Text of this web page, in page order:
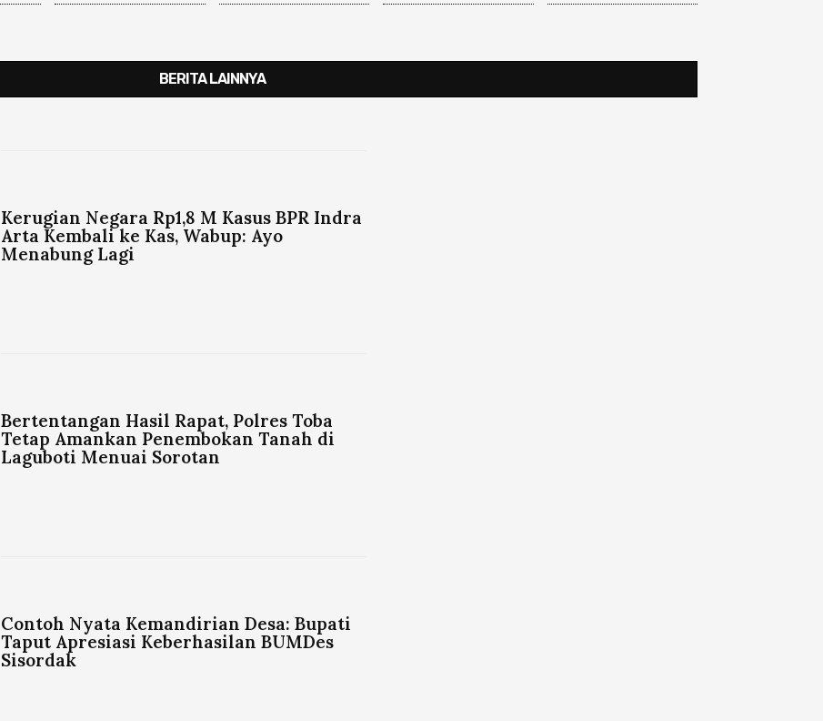
BERITA LAINNYA
Kerugian Negara Rp1,8 M Kasus BPR Indra
Arta Kembali ke Kas, Wabup: Ayo
Menabung Lagi
Bertentangan Hasil Rapat, Polres Toba
Tetap Amankan Penembokan Tanah di
Laguboti Menuai Sorotan
Contoh Nyata Kemandirian Desa: Bupati
Taput Apresiasi Keberhasilan BUMDes
Sisordak